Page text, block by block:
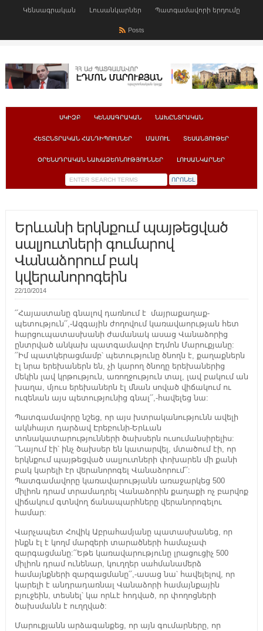
Կենսագրական Լուսանկարներ Պատգամավորի երդումը
Posts
ՍԿԻԶԲ ԿԵՆՍԱԳՐԱԿԱՆ ՆԱԽԸՆՏՐԱԿԱՆ
ՀԵՏԸՆՏՐԱԿԱՆ ՀԱՆԴԻՊՈՒՄՆԵՐ ՄԱՄՈՒԼ ՏԵՍԱՆՅՈՒԹԵՐ
ՕՐԵՆՍԴՐԱԿԱՆ ՆԱԽԱՁԵՌՆՈՒԹՅՈՒՆՆԵՐ ԼՈՒՍԱՆԿԱՐՆԵՐ
Երևանի երկնքում պայթեցված
սալյուտների գումարով
Վանաձորում բակ
կվերանորոգեին
22/10/2014
՛՛Հայաստանը գնալով դառնում է մայրաքաղաք-
պետություն՛՛,-Ազգային ժողովում կառավաորւթյան հետ
հարցուպատասխանի ժամանակ ասաց Վանաձորից
ընտրված անկախ պատգամավոր Էդմոն Մարուքյանը:
՛՛Իմ պատկերացմամբ՝ պետությունը ծնողն է, քաղաքներն
էլ նրա երեխաներն են, չի կարող ծնողը երեխաներից
մեկին լավ կրթություն, առողջություն տալ, լավ բակում ան
խաղա, մյուս երեխաներն էլ մնան սոված վիճակում ու
ուզենան այս պետությունից գնալ՛՛,-հավելեց նա:
Պատգամավորը նշեց, որ այս խտրականությունն ավելի
ակնհայտ դարձավ Էրեբունի-Երևան
տոնակատարությունների ծախսերն ուսումանսիրելիս:
՛՛Նայում էի՝ ինչ ծախսեր են կատարվել, մտածում էի, որ
երկնքում պայթեցված սալյուտների փոխարեն մի քանի
բակ կարելի էր վերանորոգել Վանաձորում՛՛:
Պատգամավորը կառավարությանն առաջարկեց 500
միլիոն դրամ տրամադրել Վանաձորին քաղաքի ոչ բարվոք
վիճակում գտնվող ճանապարհները վերանորոգելու
համար:
Վարչապետ Հովիկ Աբրահամյանը պատասխանեց, որ
ինքն էլ է կողմ մարզերի տարածների համաչափ
զարգացմանը:՛՛Եթե կառավարությունը լրացուցիչ 500
միլիոն դրամ ունենար, կուղղեր սահմանամերձ
համայնքների զարգացմանը՛՛,-ասաց նա՝ հավելելով, որ
կարելի է անդրադառնալ Վանաձորի համայնքային
բյուջեին, տեսնել՝ կա որևէ հոդված, որ փողոցների
ծախսմանն է ուղղված:
Մարուքյանն արձագանքեց, որ այն գումարները, որ